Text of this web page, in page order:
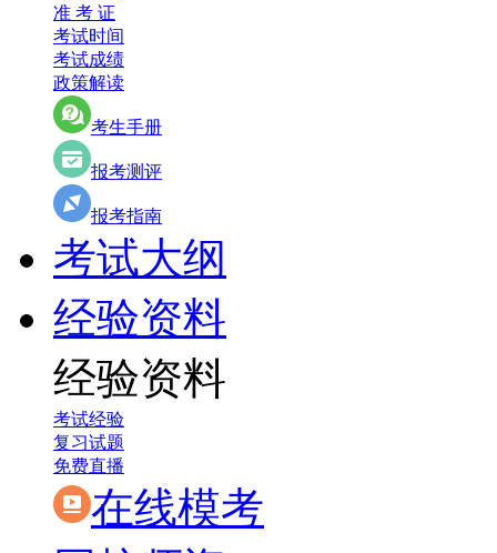
准 考 证
考试时间
考试成绩
政策解读
考生手册
报考测评
报考指南
考试大纲
经验资料
经验资料
考试经验
复习试题
免费直播
在线模考